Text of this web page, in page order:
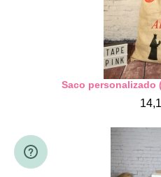
Saco personalizado